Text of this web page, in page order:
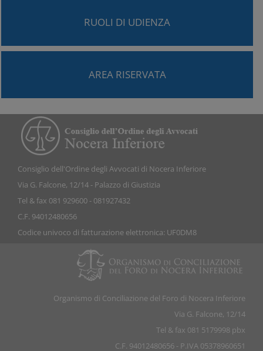
RUOLI DI UDIENZA
AREA RISERVATA
Consiglio dell'Ordine degli Avvocati di Nocera Inferiore
Via G. Falcone, 12/14 - Palazzo di Giustizia
Tel & fax 081 929600 - 081927432
C.F. 94012480656
Codice univoco di fatturazione elettronica: UF0DM8
Organismo di Conciliazione del Foro di Nocera Inferiore
Via G. Falcone, 12/14
Tel & fax 081 5179998 pbx
C.F. 94012480656 - P.IVA 05378960651